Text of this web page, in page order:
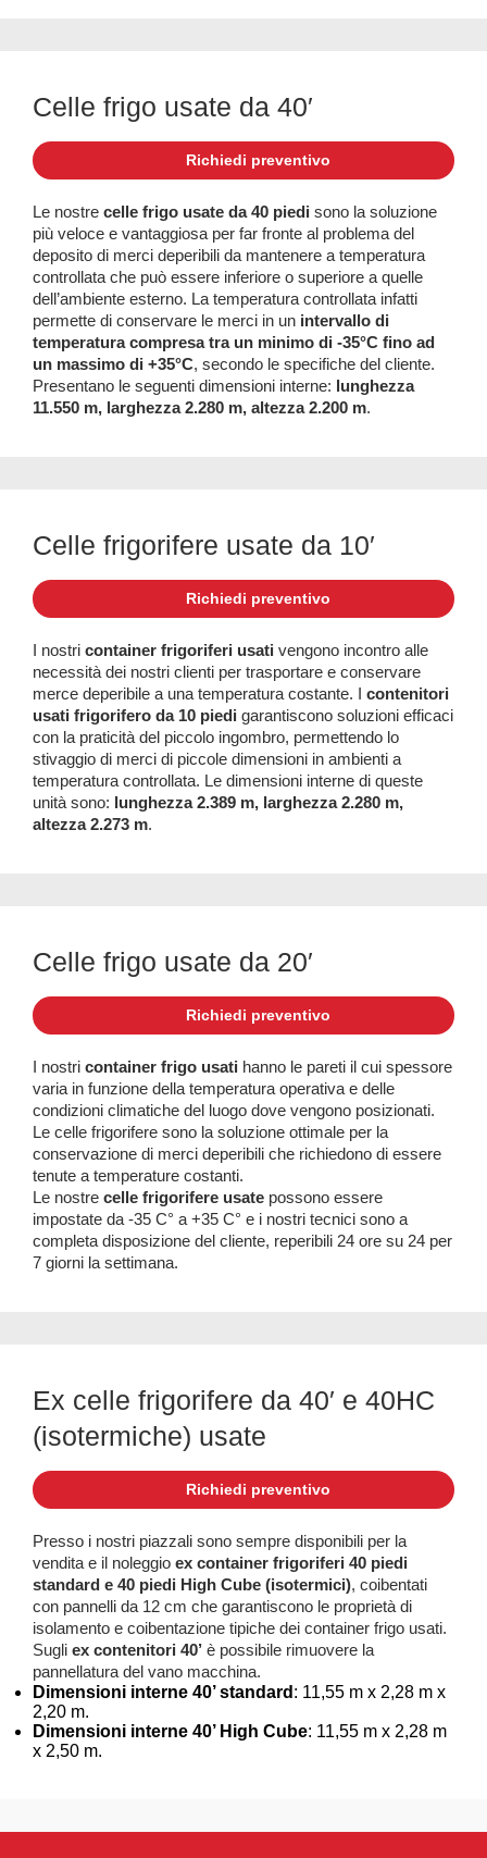
Celle frigo usate da 40′
Richiedi preventivo
Le nostre celle frigo usate da 40 piedi sono la soluzione
più veloce e vantaggiosa per far fronte al problema del
deposito di merci deperibili da mantenere a temperatura
controllata che può essere inferiore o superiore a quelle
dell’ambiente esterno. La temperatura controllata infatti
permette di conservare le merci in un intervallo di
temperatura compresa tra un minimo di -35°C fino ad
un massimo di +35°C, secondo le specifiche del cliente.
Presentano le seguenti dimensioni interne: lunghezza
11.550 m, larghezza 2.280 m, altezza 2.200 m.
Celle frigorifere usate da 10′
Richiedi preventivo
I nostri container frigoriferi usati vengono incontro alle
necessità dei nostri clienti per trasportare e conservare
merce deperibile a una temperatura costante. I contenitori
usati frigorifero da 10 piedi garantiscono soluzioni efficaci
con la praticità del piccolo ingombro, permettendo lo
stivaggio di merci di piccole dimensioni in ambienti a
temperatura controllata. Le dimensioni interne di queste
unità sono: lunghezza 2.389 m, larghezza 2.280 m,
altezza 2.273 m.
Celle frigo usate da 20′
Richiedi preventivo
I nostri container frigo usati hanno le pareti il cui spessore
varia in funzione della temperatura operativa e delle
condizioni climatiche del luogo dove vengono posizionati.
Le celle frigorifere sono la soluzione ottimale per la
conservazione di merci deperibili che richiedono di essere
tenute a temperature costanti.
Le nostre celle frigorifere usate possono essere
impostate da -35 C° a +35 C° e i nostri tecnici sono a
completa disposizione del cliente, reperibili 24 ore su 24 per
7 giorni la settimana.
Ex celle frigorifere da 40′ e 40HC
(isotermiche) usate
Richiedi preventivo
Presso i nostri piazzali sono sempre disponibili per la
vendita e il noleggio ex container frigoriferi 40 piedi
standard e 40 piedi High Cube (isotermici), coibentati
con pannelli da 12 cm che garantiscono le proprietà di
isolamento e coibentazione tipiche dei container frigo usati.
Sugli ex contenitori 40’ è possibile rimuovere la
pannellatura del vano macchina.
Dimensioni interne 40’ standard : 11,55 m x 2,28 m x
2,20 m.
Dimensioni interne 40’ High Cube: 11,55 m x 2,28 m
x 2,50 m.